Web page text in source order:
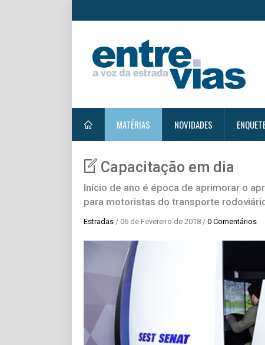
MATÉRIAS NOVIDADES
Capacitação em dia
Início de ano é época de aprimorar o
para motoristas do transporte
Estradas / 06 de Fevereiro de 2018 / 0 Comentários